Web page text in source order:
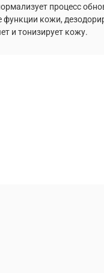
процесс
кожи,
и тонизирует кожу.